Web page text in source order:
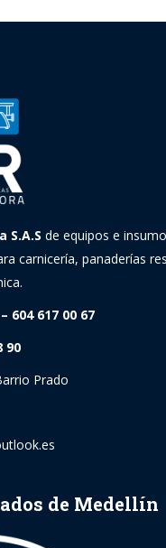
$ 5.800.000.$
S.A.S de equipos e
carnicería, panaderías
604 617 00 67
90
Prado
de Medellín